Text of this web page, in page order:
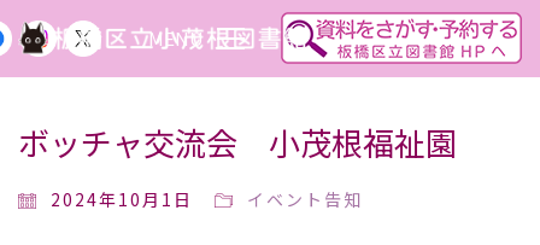
MENU
ボッチャ交流会 小茂根福祉園
2024年10月1日 イベント告知